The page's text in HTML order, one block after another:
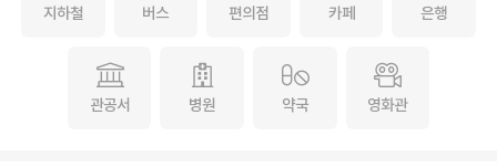
지하철 버스 편의점 카페 은행
관공서 병원 약국 영화관